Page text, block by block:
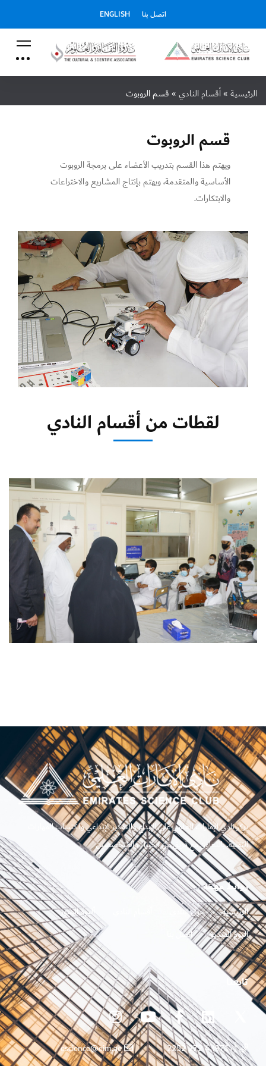
اتصل بنا ENGLISH
الرئيسية »أقسام النادي » قسم الروبوت
قسم الروبوت
ويهتم هذا القسم بتدريب الأعضاء على برمجة الروبوت
الأساسية والمتقدمة، ويهتم بإنتاج المشاريع والاختراعات
والابتكارات.
لقطات من أقسام النادي
يركز نادي الإمارات العلمي على الإبداع والتفكير الإبداعي واكتساب المهارات
التقنية. بالتعاون مع فريق من الخبراء والمتخصصين
روابط مهمه
الرئيسية حول النادي
ألبوم الصور
ألبوم الفيديو
اتصل بنا
تابعنا
(+971) 4 272 2252
escience@eim.ae